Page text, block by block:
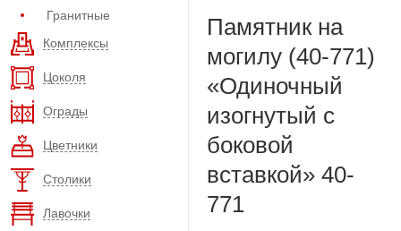
Гранитные
Комплексы
Цоколя
Ограды
Цветники
Столики
Лавочки
Памятник на
могилу (40-771)
«Одиночный
изогнутый с
боковой
вставкой» 40-
771